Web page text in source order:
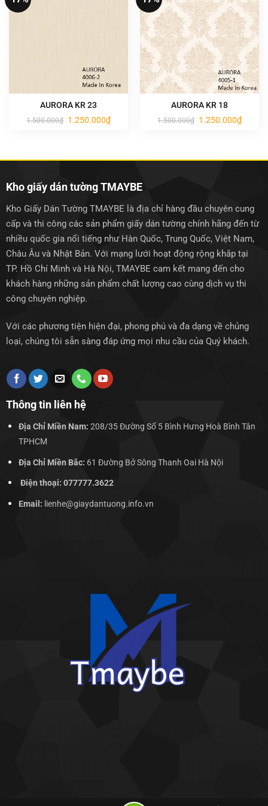
AURORA KR 23
1.500.000₫ Giá
gốc
1.250.000₫Giá
hiện
AURORA KR 18
1.500.000₫ Giá
gốc
1.250.000₫Giá
hiện
Kho giấy dán tường TMAYBE
Kho Giấy Dán Tường TMAYBE là địa chỉ hàng đầu chuyên cung
cấp và thi công các sản phẩm giấy dán tường chính hãng đến từ
nhiều quốc gia nổi tiếng như Hàn Quốc, Trung Quốc, Việt Nam,
Châu Âu và Nhật Bản. Với mạng lưới hoạt động rộng khắp tại
TP. Hồ Chí Minh và Hà Nội, TMAYBE cam kết mang đến cho
khách hàng những sản phẩm chất lượng cao cùng dịch vụ thi
công chuyên nghiệp.
Với các phương tiện hiện đại, phong phú và đa dạng về chủng
loại, chúng tôi sẵn sàng đáp ứng mọi nhu cầu của Quý khách.
Thông tin liên hệ
Địa Chỉ Miền Nam: 208/35 Đường Số 5 Bình Hưng Hoà Bình Tân
TPHCM
Địa Chỉ Miền Bắc: 61 Đường Bở Sông Thanh Oai Hà Nội
Điện thoại: 077777.3622
Email: lienhe@giaydantuong.info.vn